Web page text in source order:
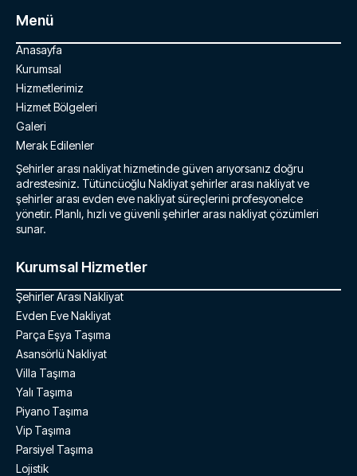
Menü
Anasayfa
Kurumsal
Hizmetlerimiz
Hizmet Bölgeleri
Galeri
Merak Edilenler
Şehirler arası nakliyat hizmetinde güven arıyorsanız doğru
adrestesiniz. Tütüncüoğlu Nakliyat şehirler arası nakliyat ve
şehirler arası evden eve nakliyat süreçlerini profesyonelce
yönetir. Planlı, hızlı ve güvenli şehirler arası nakliyat çözümleri
sunar.
Kurumsal Hizmetler
Şehirler Arası Nakliyat
Evden Eve Nakliyat
Parça Eşya Taşıma
Asansörlü Nakliyat
Villa Taşıma
Yalı Taşıma
Piyano Taşıma
Vip Taşıma
Parsiyel Taşıma
Lojistik